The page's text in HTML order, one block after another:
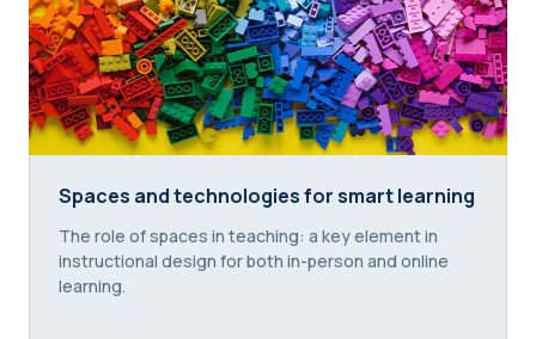
Spaces and technologies for smart learning
Spaces and technologies for smart learning
Course summary text:
The role of spaces in teaching: a key element in
instructional design for both in-person and online
learning.